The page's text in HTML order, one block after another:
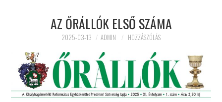
AZ ŐRÁLLÓK ELSŐ SZÁMA
2025-03-13 ADMIN HOZZÁSZÓLÁS